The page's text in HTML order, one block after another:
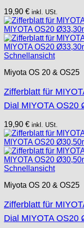
19,90 € inkl. USt.
Schnellansicht
Miyota OS 20 & OS25
Zifferblatt für
Dial MIYOTA OS20
19,90 € inkl. USt.
Schnellansicht
Miyota OS 20 & OS25
Zifferblatt für
Dial MIYOTA OS20